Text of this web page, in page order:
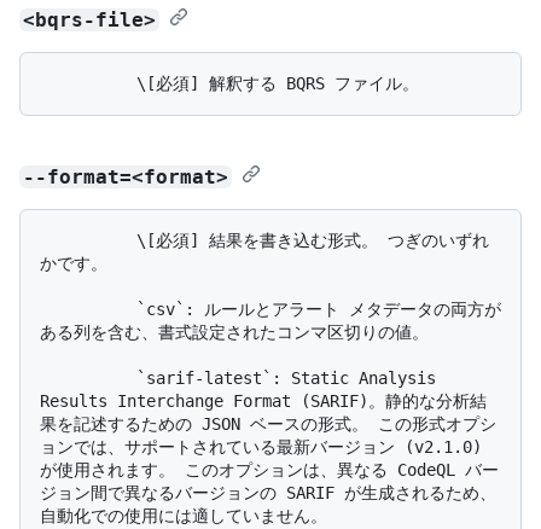
<bqrs-file>
--format=<format>
かです。
ある列を含む、書式設定されたコンマ区切りの値。
Results Interchange Format (SARIF)。静的な分析結
果を記述するための JSON ベースの形式。 この形式オプシ
ョンでは、サポートされている最新バージョン (v2.1.0)
が使用されます。 このオプションは、異なる CodeQL バー
ジョン間で異なるバージョンの SARIF が生成されるため、
自動化での使用には適していません。